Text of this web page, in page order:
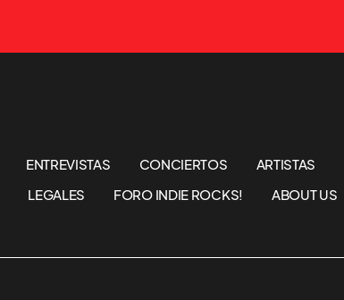
ENTREVISTAS CONCIERTOS ARTISTAS
LEGALES FORO INDIE ROCKS! ABOUT US